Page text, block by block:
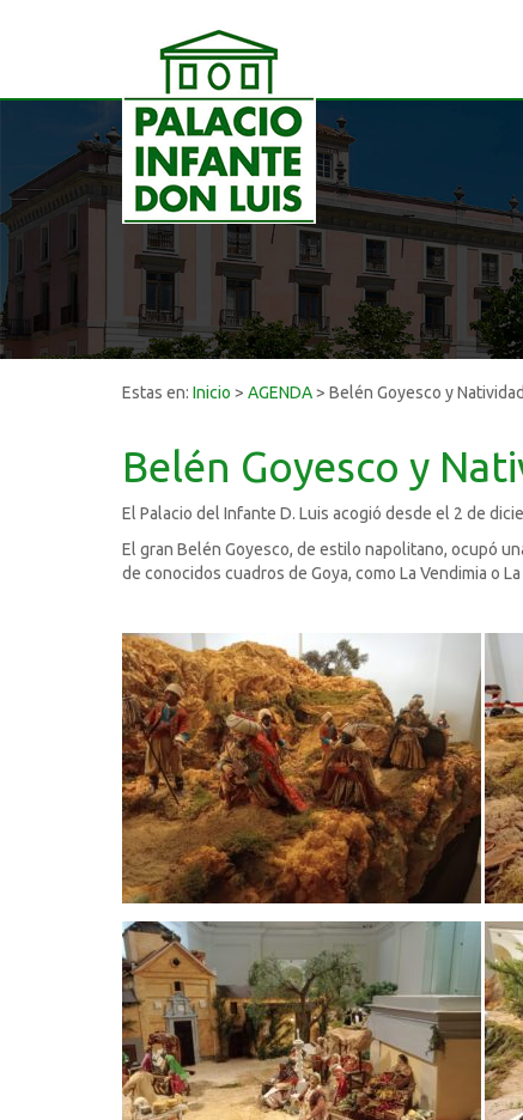
Estas en: Inicio > AGENDA> Belén Goyesco y Natividad
Belén Goyesco y
El Palacio del Infante D. Luis acogió desde el 2 de
El gran Belén Goyesco, de estilo napolitano, ocupó
de conocidos cuadros de Goya, como La Vendimia o